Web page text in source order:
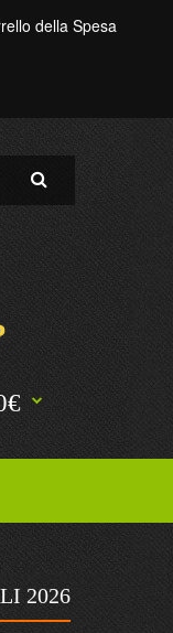
della Spesa
2026